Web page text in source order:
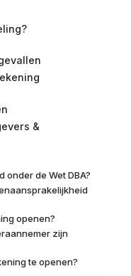
&
onder de Wet DBA?
openen?
zijn
te openen?